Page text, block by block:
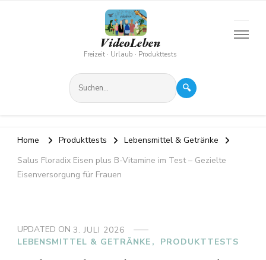
VideoLeben
Freizeit · Urlaub · Produkttests
🔍
Home Produkttests
Lebensmittel & Getränke
Salus Floradix Eisen plus B-Vitamine im Test – Gezielte
Eisenversorgung für Frauen
UPDATED ON 3. JULI 2026
LEBENSMITTEL & GETRÄNKE
PRODUKTTESTS